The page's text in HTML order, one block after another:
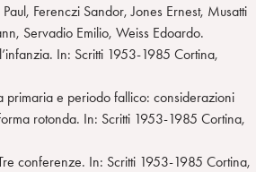
Ferenczi Sandor, Jones Ernest, Musatti
Servadio Emilio, Weiss Edoardo.
In: Scritti 1953-1985 Cortina,
primaria e periodo fallico: considerazioni
rotonda. In: Scritti 1953-1985 Cortina,
conferenze. In: Scritti 1953-1985 Cortina,